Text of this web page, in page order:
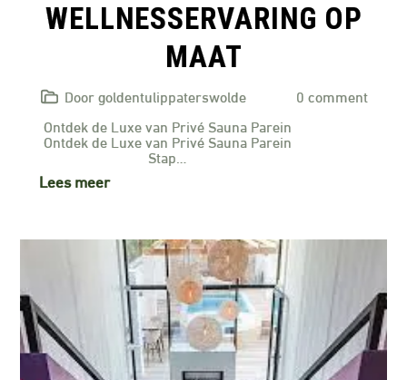
WELLNESSERVARING OP
MAAT
Door goldentulippaterswolde
0 comment
Ontdek de Luxe van Privé Sauna Parein
Ontdek de Luxe van Privé Sauna Parein
Stap…
Lees meer